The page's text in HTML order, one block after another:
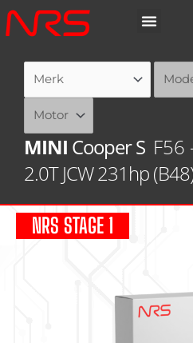
Ga
naar
MINI Cooper S F56
2.0T JCW 231hp
NRS STAGE 1